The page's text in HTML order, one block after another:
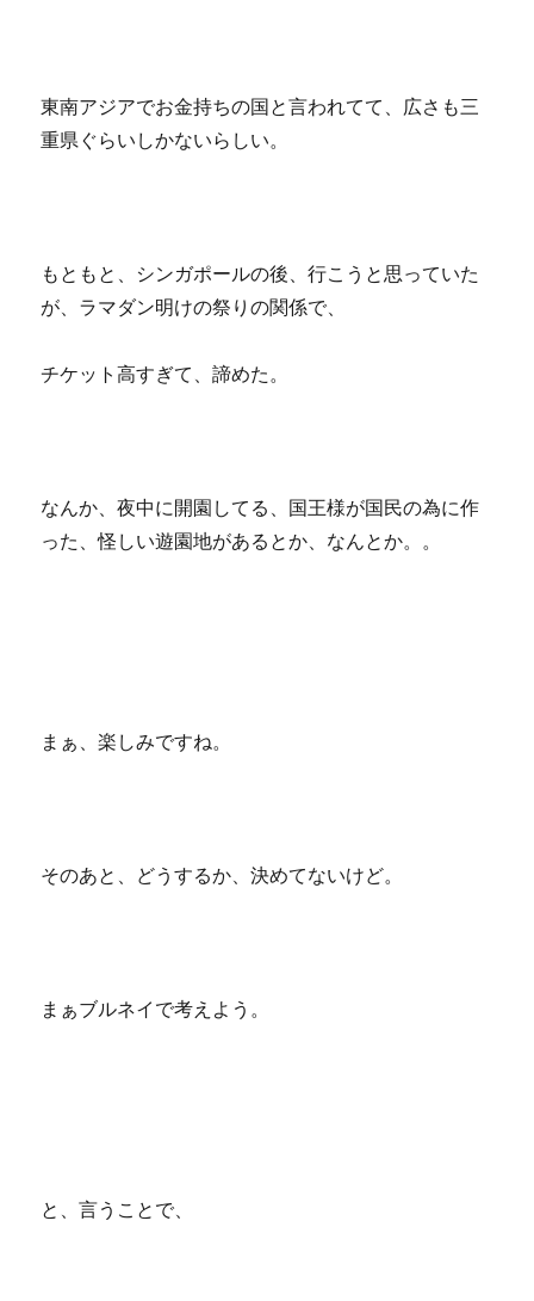
東南アジアでお金持ちの国と言われてて、広さも三
重県ぐらいしかないらしい。
もともと、シンガポールの後、行こうと思っていた
が、ラマダン明けの祭りの関係で、
チケット高すぎて、諦めた。
なんか、夜中に開園してる、国王様が国民の為に作
った、怪しい遊園地があるとか、なんとか。。
まぁ、楽しみですね。
そのあと、どうするか、決めてないけど。
まぁブルネイで考えよう。
と、言うことで、